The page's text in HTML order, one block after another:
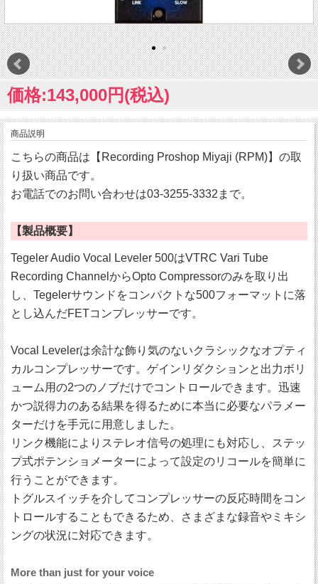
価格:143,000円(税込)
商品説明
こちらの商品は【Recording Proshop Miyaji (RPM)】の取
り扱い商品です。
お電話でのお問い合わせは03-3255-3332まで。
【製品概要】
Tegeler Audio Vocal Leveler 500はVTRC Vari Tube
Recording ChannelからOpto Compressorのみを取り出
し、Tegelerサウンドをコンパクトな500フォーマットに落
とし込んだFETコンプレッサーです。
Vocal Levelerは余計な飾り気のないクラシックなオプティ
カルコンプレッサーです。ゲインリダクションと出力ボリ
ューム用の2つのノブだけでコントロールできます。迅速
かつ説得力のある結果を得るために本当に必要なパラメー
ターだけを手元に用意しました。
リンク機能によりステレオ信号の処理にも対応し、ステッ
プ式ポテンショメーターによって設定のリコールを簡単に
行うことができます。
トグルスイッチを介してコンプレッサーの反応時間をコン
トロールすることもできるため、さまざまな録音やミキシ
ングの状況に対応できます。
More than just for your voice